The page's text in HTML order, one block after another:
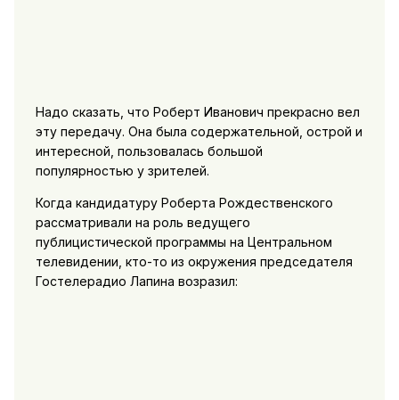
Надо сказать, что Роберт Иванович прекрасно вел
эту передачу. Она была содержательной, острой и
интересной, пользовалась большой
популярностью у зрителей.
Когда кандидатуру Роберта Рождественского
рассматривали на роль ведущего
публицистической программы на Центральном
телевидении, кто-то из окружения председателя
Гостелерадио Лапина возразил: